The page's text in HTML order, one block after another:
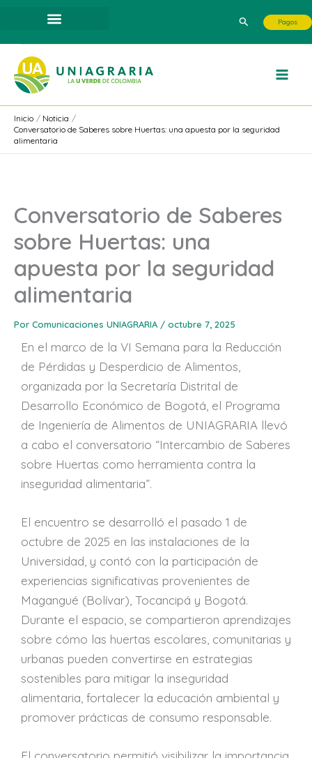
contenido
Buscar Pagos
Inicio
Noticia
Conversatorio de Saberes sobre Huertas: una apuesta por la seguridad
alimentaria
Conversatorio de Saberes
sobre Huertas: una
apuesta por la seguridad
alimentaria
Por Comunicaciones UNIAGRARIA / octubre 7, 2025
En el marco de la VI Semana para la Reducción
de Pérdidas y Desperdicio de Alimentos,
organizada por la Secretaría Distrital de
Desarrollo Económico de Bogotá, el Programa
de Ingeniería de Alimentos de UNIAGRARIA llevó
a cabo el conversatorio “Intercambio de Saberes
sobre Huertas como herramienta contra la
inseguridad alimentaria”.
El encuentro se desarrolló el pasado 1 de
octubre de 2025 en las instalaciones de la
Universidad, y contó con la participación de
experiencias significativas provenientes de
Magangué (Bolívar), Tocancipá y Bogotá.
Durante el espacio, se compartieron aprendizajes
sobre cómo las huertas escolares, comunitarias y
urbanas pueden convertirse en estrategias
sostenibles para mitigar la inseguridad
alimentaria, fortalecer la educación ambiental y
promover prácticas de consumo responsable.